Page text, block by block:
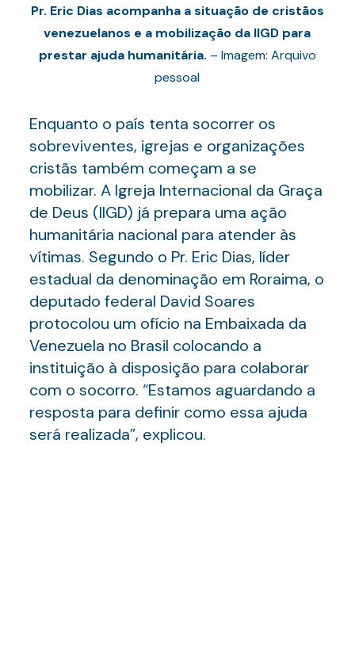
Pr. Eric Dias acompanha a situação de cristãos
venezuelanos e a mobilização da IIGD para
prestar ajuda humanitária. – Imagem: Arquivo
pessoal
Enquanto o país tenta socorrer os
sobreviventes, igrejas e organizações
cristãs também começam a se
mobilizar. A Igreja Internacional da Graça
de Deus (IIGD) já prepara uma ação
humanitária nacional para atender às
vítimas. Segundo o Pr. Eric Dias, líder
estadual da denominação em Roraima, o
deputado federal David Soares
protocolou um ofício na Embaixada da
Venezuela no Brasil colocando a
instituição à disposição para colaborar
com o socorro. “Estamos aguardando a
resposta para definir como essa ajuda
será realizada”, explicou.